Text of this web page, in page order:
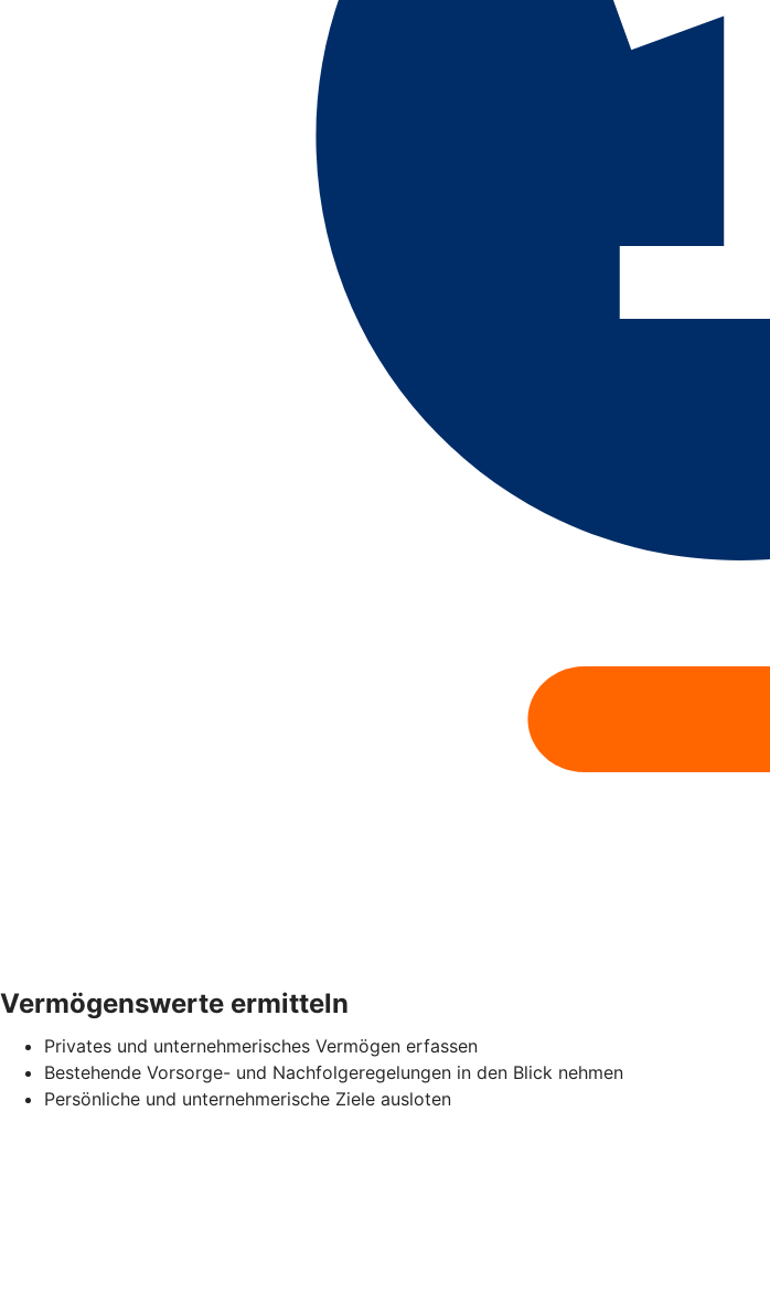
Vermögenswerte ermitteln
Privates und unternehmerisches Vermögen erfassen
Bestehende Vorsorge- und Nachfolgeregelungen in den Blick nehmen
Persönliche und unternehmerische Ziele ausloten